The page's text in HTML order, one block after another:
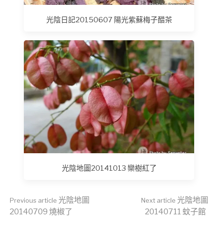
光陰日記20150607 陽光紫蘇梅子醋茶
光陰地圖20141013 欒樹紅了
Continue
Previous article 光陰地圖
20140709 燒椒了
Next article 光陰地圖
20140711 蚊子館